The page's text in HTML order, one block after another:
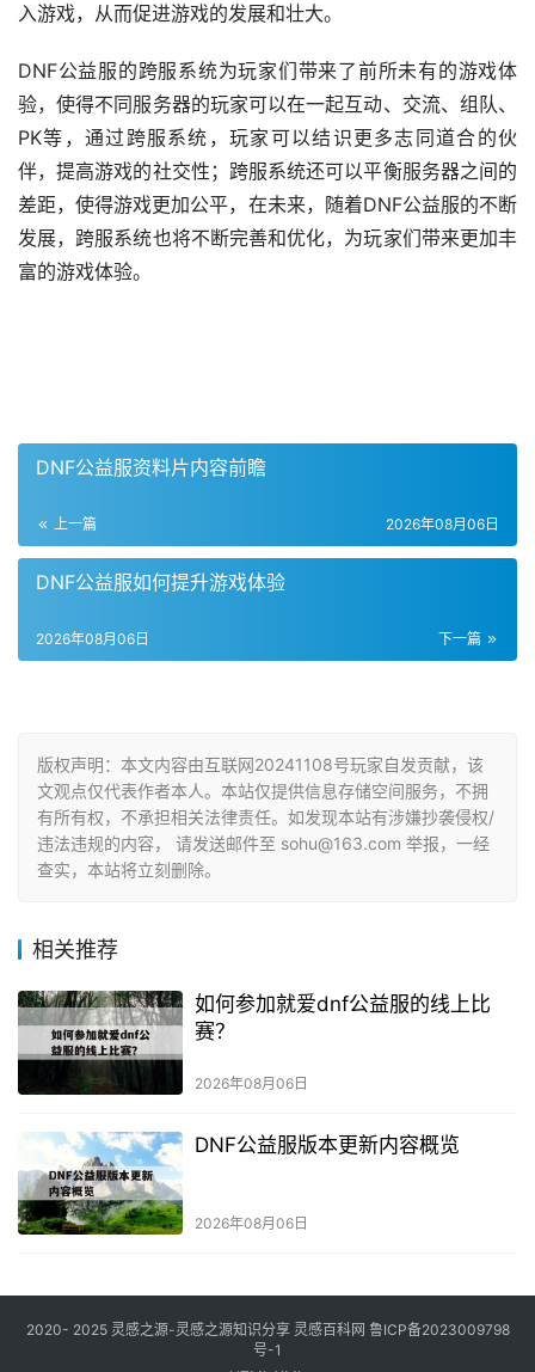
入游戏，从而促进游戏的发展和壮大。
DNF公益服的跨服系统为玩家们带来了前所未有的游戏体
验，使得不同服务器的玩家可以在一起互动、交流、组队、
PK等，通过跨服系统，玩家可以结识更多志同道合的伙
伴，提高游戏的社交性；跨服系统还可以平衡服务器之间的
差距，使得游戏更加公平，在未来，随着DNF公益服的不断
发展，跨服系统也将不断完善和优化，为玩家们带来更加丰
富的游戏体验。
DNF公益服资料片内容前瞻
上一篇 2026年08月06日
DNF公益服如何提升游戏体验
下一篇
2026年08月06日
版权声明：本文内容由互联网20241108号玩家自发贡献，该
文观点仅代表作者本人。本站仅提供信息存储空间服务，不拥
有所有权，不承担相关法律责任。如发现本站有涉嫌抄袭侵权/
违法违规的内容， 请发送邮件至 sohu@163.com 举报，一经
查实，本站将立刻删除。
相关推荐
如何参加就爱dnf公益服的线上比
赛？
2026年08月06日
DNF公益服版本更新内容概览
2026年08月06日
2020- 2025 灵感之源-灵感之源知识分享 灵感百科网 鲁ICP备2023009798
号-1